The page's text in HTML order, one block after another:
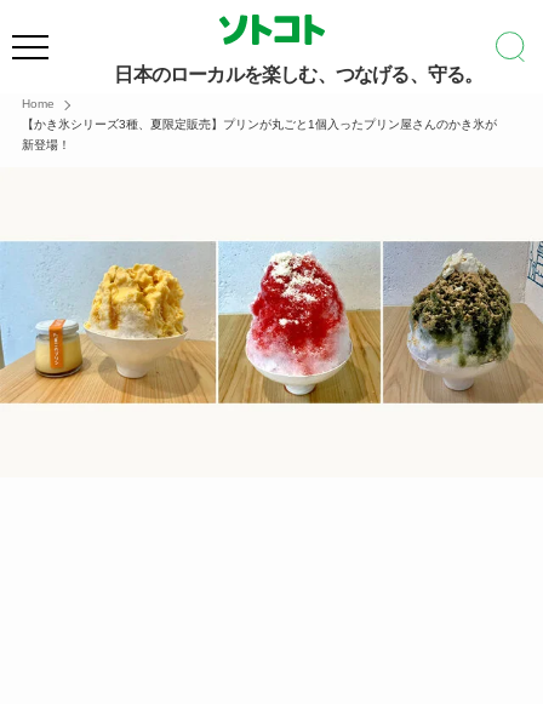
日本のローカルを楽しむ、つなげる、守る。
Home
【かき氷シリーズ3種、夏限定販売】プリンが丸ごと1個入ったプリン屋さんのかき氷が
新登場！